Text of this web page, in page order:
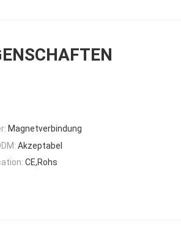
Magnetverbindung
Akzeptabel
CE,Rohs